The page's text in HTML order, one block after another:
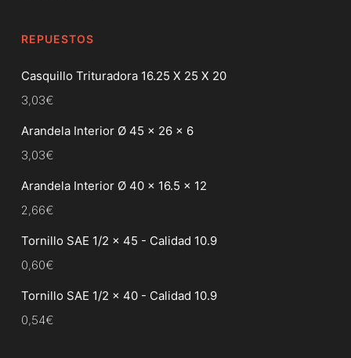
REPUESTOS
Casquillo Trituradora 16.25 X 25 X 20
3,03€
Arandela Interior Ø 45 x 26 x 6
3,03€
Arandela Interior Ø 40 x 16.5 x 12
2,66€
Tornillo SAE 1/2 x 45 - Calidad 10.9
0,60€
Tornillo SAE 1/2 x 40 - Calidad 10.9
0,54€